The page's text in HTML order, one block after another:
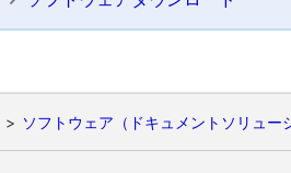
ソフトウェア（ドキュメントソリュー